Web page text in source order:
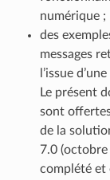
numérique ;
des
messages
l’issue
Le présent
sont
de la
7.0
complété et